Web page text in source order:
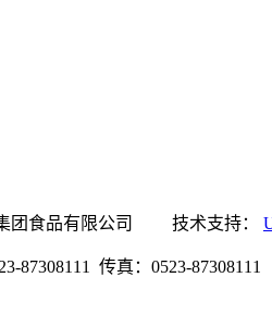
·集团食品有限公司 技术支持：
87308111 传真：0523-87308111